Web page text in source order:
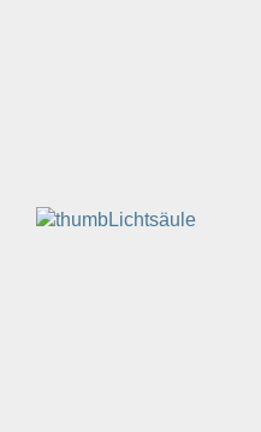
Lichtsäule